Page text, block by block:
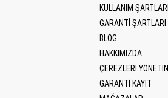
KULLANIM ŞARTLARI
GARANTI ŞARTLARI
BLOG
HAKKIMIZDA
ÇEREZLERI YÖNETIN
GARANTİ KAYIT